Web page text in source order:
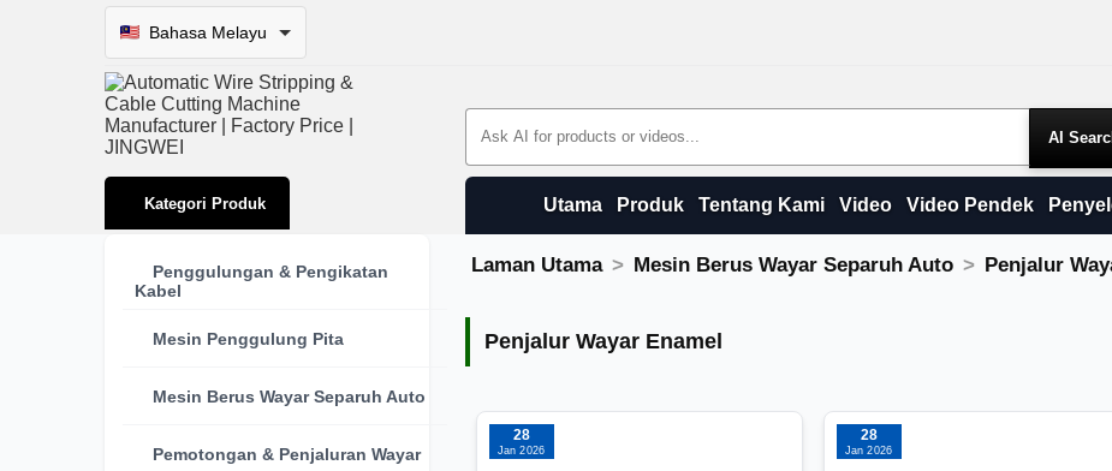
Bahasa Melayu
Search Products
Kategori Produk Utama Produk Tentang Kami Video Video Pendek
Penggulungan & Pengikatan
Kabel
Mesin Penggulung Pita
Mesin Berus Wayar Separuh Auto
Pemotongan & Penjaluran Wayar
Laman Utama Mesin Berus Wayar Separuh Auto Penjalur
Penjalur Wayar Enamel
28
Jan 2026
28
Jan 2026